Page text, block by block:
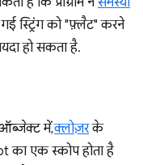
गई स्ट्रिंग को "फ़्लैट" करने
हो सकता है.
में,क्लोज़रके
का एक स्कोप होता है